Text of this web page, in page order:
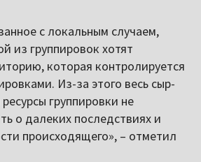
с локальным случаем,
из группировок хотят
которая контролируется
Из-за этого весь сыр-
группировки не
о далеких последствиях и
происходящего», – отметил